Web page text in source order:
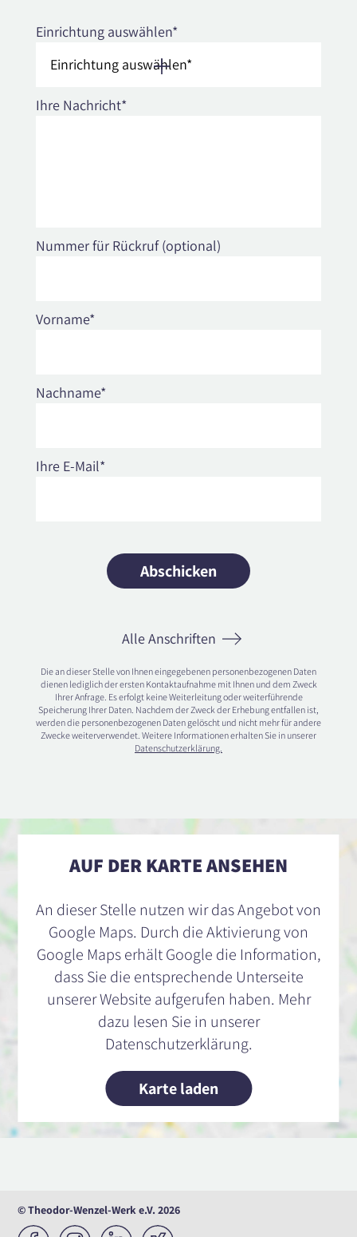
Einrichtung auswählen*
Ihre Nachricht*
Nummer für Rückruf (optional)
Vorname*
Nachname*
Ihre E-Mail*
Alle Anschriften
Die an dieser Stelle von Ihnen eingegebenen personenbezogenen Daten
dienen lediglich der ersten Kontaktaufnahme mit Ihnen und dem Zweck
Ihrer Anfrage. Es erfolgt keine Weiterleitung oder weiterführende
Speicherung Ihrer Daten. Nachdem der Zweck der Erhebung entfallen ist,
werden die personenbezogenen Daten gelöscht und nicht mehr für andere
Zwecke weiterverwendet. Weitere Informationen erhalten Sie in unserer
Datenschutzerklärung.
AUF DER KARTE ANSEHEN
An dieser Stelle nutzen wir das Angebot von
Google Maps. Durch die Aktivierung von
Google Maps erhält Google die Information,
dass Sie die entsprechende Unterseite
unserer Website aufgerufen haben. Mehr
dazu lesen Sie in unserer
Datenschutzerklärung.
Karte laden
© Theodor-Wenzel-Werk e.V. 2026